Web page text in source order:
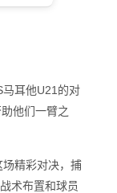
耳他U21的对
他们一臂之
精彩对决，捕
术布置和球员